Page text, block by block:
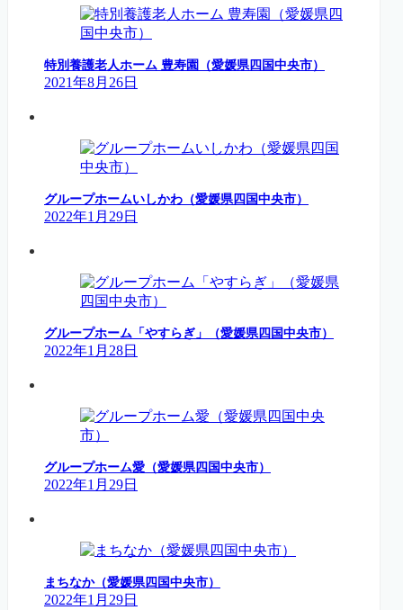
特別養護老人ホーム 豊寿園（愛媛県四国中央市）
2021年8月26日
グループホームいしかわ（愛媛県四国中央市）
2022年1月29日
グループホーム「やすらぎ」（愛媛県四国中央市）
2022年1月28日
グループホーム愛（愛媛県四国中央市）
2022年1月29日
まちなか（愛媛県四国中央市）
2022年1月29日